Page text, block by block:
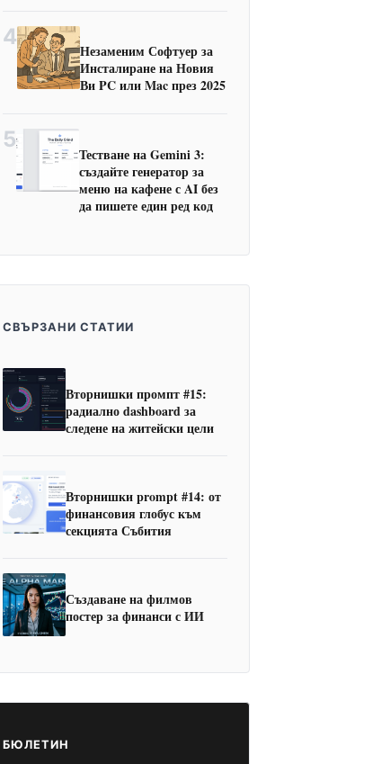
4
Незаменим Софтуер за
Инсталиране на Новия
Ви PC или Mac през 2025
5
Тестване на Gemini 3:
създайте генератор за
меню на кафене с AI без
да пишете един ред код
СВЪРЗАНИ СТАТИИ
Вторнишки промпт #15:
радиално dashboard за
следене на житейски цели
Вторнишки prompt #14: от
финансовия глобус към
секцията Събития
Създаване на филмов
постер за финанси с ИИ
БЮЛЕТИН